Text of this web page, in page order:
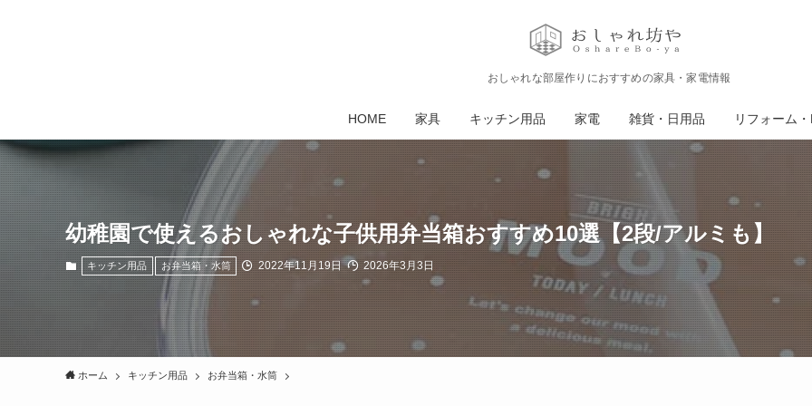
おしゃれな部屋作りにおすすめの家具・家電情報
HOME 家具 キッチン用品 家電 雑貨・日用品 リフォーム
幼稚園で使えるおしゃれな子供用弁当箱おすすめ10選【2段/アルミも】
キッチン用品 お弁当箱・水筒 2022年11月19日 2026年3月3日
ホーム キッチン用品 お弁当箱・水筒